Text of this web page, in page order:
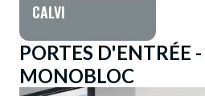
CALVI
PORTES D'ENTRÉE
MONOBLOC